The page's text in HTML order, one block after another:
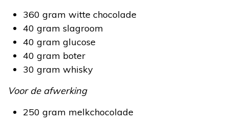
360 gram witte chocolade
40 gram slagroom
40 gram glucose
40 gram boter
30 gram whisky
Voor de afwerking
250 gram melkchocolade